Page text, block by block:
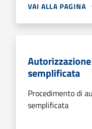
VAI ALLA PAGINA
semplificata
Procedimento di
semplificata